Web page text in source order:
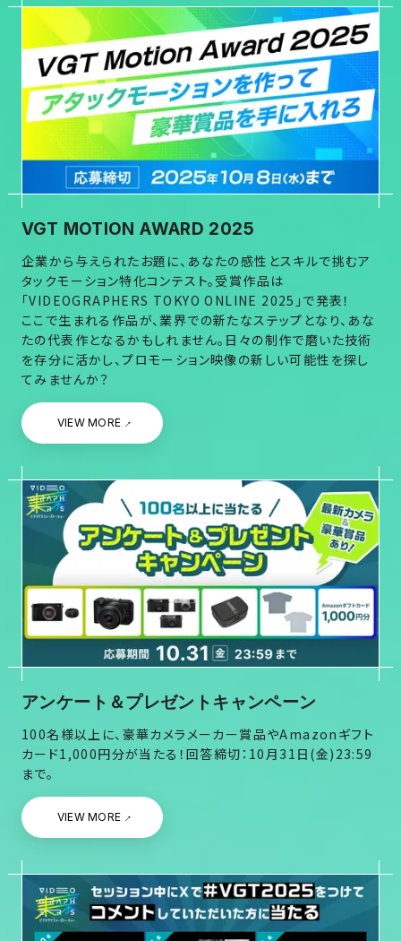
VGT MOTION AWARD 2025
企業から与えられたお題に、あなたの感性とスキルで挑むア
タックモーション特化コンテスト。受賞作品は
「VIDEOGRAPHERS TOKYO ONLINE 2025」で発表！
ここで生まれる作品が、業界での新たなステップとなり、あな
たの代表作となるかもしれません。日々の制作で磨いた技術
を存分に活かし、プロモーション映像の新しい可能性を探し
てみませんか？
VIEW MORE
アンケート＆プレゼントキャンペーン
100名様以上に、豪華カメラメーカー賞品やAmazonギフト
カード1,000円分が当たる！ 回答締切：10月31日(金)23:59
まで。
VIEW MORE